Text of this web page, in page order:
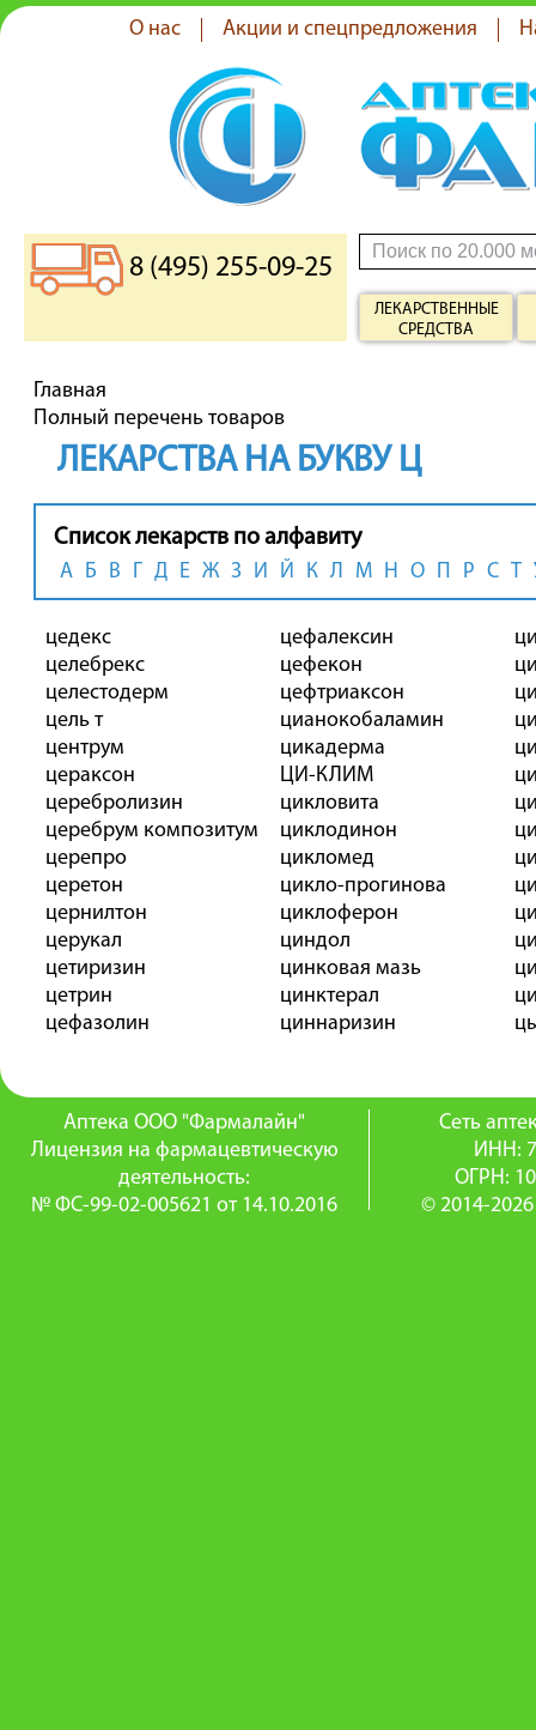
О нас Акции и спецпредложения
8 (495) 255-09-25
ЛЕКАРСТВЕННЫЕ
СРЕДСТВА
Главная
Полный перечень товаров
ЛЕКАРСТВА НА БУКВУ Ц
Список лекарств по алфавиту
А Б В Г Д Е Ж З И Й К Л М Н О П Р С Т
цедекс
целебрекс
целестодерм
цель т
центрум
цераксон
церебролизин
церебрум композитум
церепро
церетон
цернилтон
церукал
цетиризин
цетрин
цефазолин
цефалексин
цефекон
цефтриаксон
цианокобаламин
цикадерма
ЦИ-КЛИМ
цикловита
циклодинон
цикломед
цикло-прогинова
циклоферон
циндол
цинковая мазь
цинктерал
циннаризин
Аптека ООО "Фармалайн"
Лицензия на фармацевтическую
деятельность:
№ ФС-99-02-005621 от 14.10.2016
Сеть
ИНН:
ОГРН:
© 2014-